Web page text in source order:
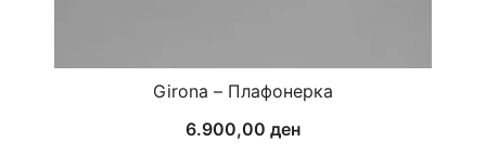
Girona – Плафонерка
6.900,00 ден